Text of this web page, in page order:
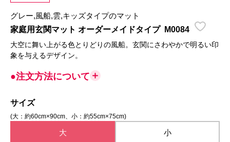
グレー,風船,雲,キッズタイプのマット
家庭用玄関マット オーダーメイドタイプ
M0084
大空に舞い上がる色とりどりの風船。玄関にさわやかで明るい印
象を与えるデザイン。
●注文方法について
サイズ
(大：約60cm×90cm、小：約55cm×75cm)
大 小